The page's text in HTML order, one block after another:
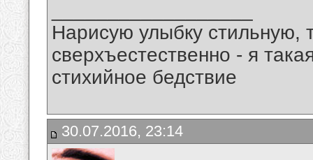
Нарисую улыбку стильную,
сверхъестественно - я
стихийное бедствие
30.07.2016, 23:14